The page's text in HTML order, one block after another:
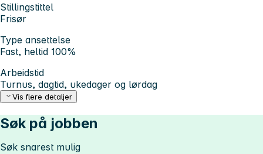
Stillingstittel
Frisør
Type ansettelse
Fast, heltid 100%
Arbeidstid
Turnus, dagtid, ukedager og lørdag
Vis flere detaljer
Søk på jobben
Søk snarest mulig